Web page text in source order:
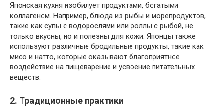
Японская кухня изобилует продуктами, богатыми
коллагеном. Например, блюда из рыбы и морепродуктов,
такие как супы с водорослями или роллы с рыбой, не
только вкусны, но и полезны для кожи. Японцы также
используют различные бродильные продукты, такие как
мисо и натто, которые оказывают благоприятное
воздействие на пищеварение и усвоение питательных
веществ.
2. Традиционные практики